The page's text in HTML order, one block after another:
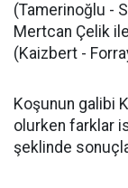
(Tamerinoğlu -
Mertcan Çelik
(Kaizbert -
Koşunun galibi
olurken farklar
şeklinde